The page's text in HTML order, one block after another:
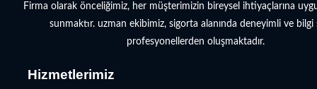
Firma olarak önceliğimiz, her müşterimizin bireysel ihtiyaçlarına
sunmaktır. uzman ekibimiz, sigorta alanında deneyimli ve bilgi
profesyonellerden oluşmaktadır.
Hizmetlerimiz